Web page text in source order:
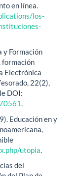
en línea.
los-
y Formación
formación
Electrónica
22(2),
DOI:
.
Educación en y
utopia
del